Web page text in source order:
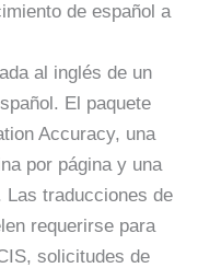
de español a
al inglés de un
El paquete
Accuracy, una
por página y una
Las traducciones de
requerirse para
solicitudes de